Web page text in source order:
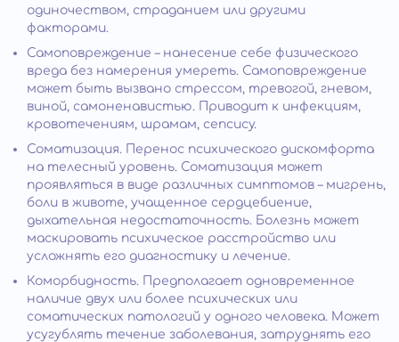
одиночеством, страданием или другими
факторами.
Самоповреждение – нанесение себе физического
вреда без намерения умереть. Самоповреждение
может быть вызвано стрессом, тревогой, гневом,
виной, самоненавистью. Приводит к инфекциям,
кровотечениям, шрамам, сепсису.
Соматизация. Перенос психического дискомфорта
на телесный уровень. Соматизация может
проявляться в виде различных симптомов – мигрень,
боли в животе, учащенное сердцебиение,
дыхательная недостаточность. Болезнь может
маскировать психическое расстройство или
усложнять его диагностику и лечение.
Коморбидность. Предполагает одновременное
наличие двух или более психических или
соматических патологий у одного человека. Может
усугублять течение заболевания, затруднять его